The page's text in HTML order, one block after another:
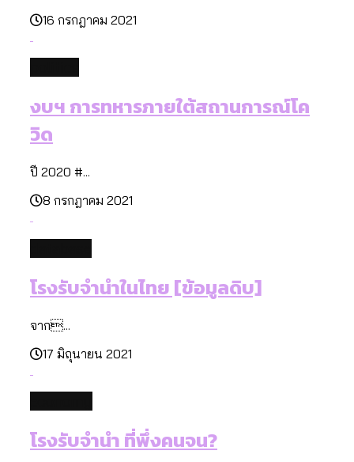
16 กรกฎาคม 2021
งบฯ การทหารภายใต้สถานการณ์โค
วิด
ปี 2020 #...
8 กรกฎาคม 2021
โรงรับจำนำในไทย [ข้อมูลดิบ]
จาก...
17 มิถุนายน 2021
โรงรับจำนำ ที่พึ่งคนจน?